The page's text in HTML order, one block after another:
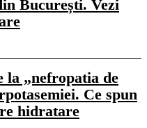
București. Vezi
„nefropatia de
Ce spun
hidratare